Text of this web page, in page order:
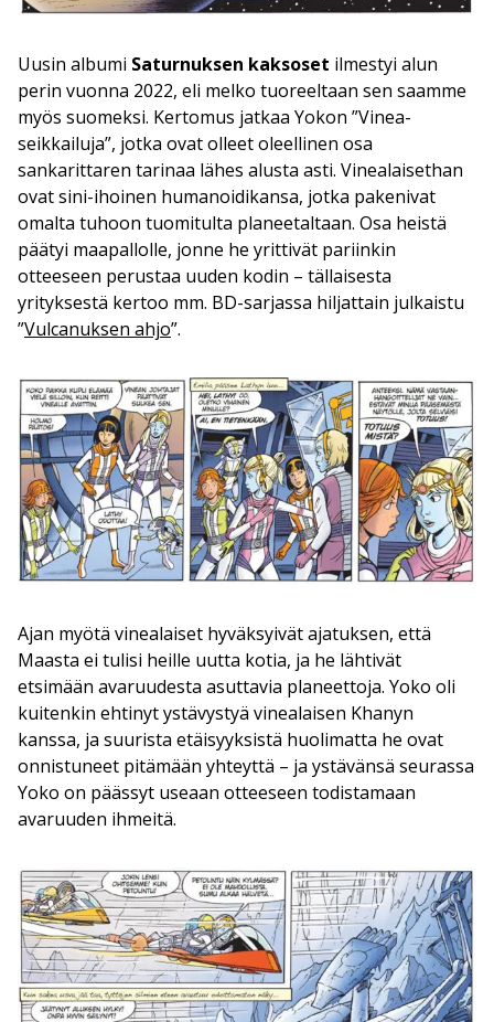
Uusin albumi Saturnuksen kaksoset ilmestyi alun
perin vuonna 2022, eli melko tuoreeltaan sen saamme
myös suomeksi. Kertomus jatkaa Yokon ”Vinea-
seikkailuja”, jotka ovat olleet oleellinen osa
sankarittaren tarinaa lähes alusta asti. Vinealaisethan
ovat sini-ihoinen humanoidikansa, jotka pakenivat
omalta tuhoon tuomitulta planeetaltaan. Osa heistä
päätyi maapallolle, jonne he yrittivät pariinkin
otteeseen perustaa uuden kodin – tällaisesta
yrityksestä kertoo mm. BD-sarjassa hiljattain julkaistu
”Vulcanuksen ahjo”.
Ajan myötä vinealaiset hyväksyivät ajatuksen, että
Maasta ei tulisi heille uutta kotia, ja he lähtivät
etsimään avaruudesta asuttavia planeettoja. Yoko oli
kuitenkin ehtinyt ystävystyä vinealaisen Khanyn
kanssa, ja suurista etäisyyksistä huolimatta he ovat
onnistuneet pitämään yhteyttä – ja ystävänsä seurassa
Yoko on päässyt useaan otteeseen todistamaan
avaruuden ihmeitä.